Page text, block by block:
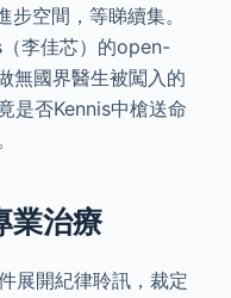
空間，等睇續集。
李佳芯）的open-
無國界醫生被闖入的
是否Kennis中槍送命
業治療
展開紀律聆訊，裁定